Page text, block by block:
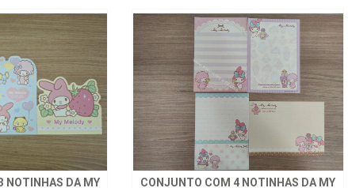
NOTINHAS DA MY
CONJUNTO COM 4 NOTINHAS DA MY